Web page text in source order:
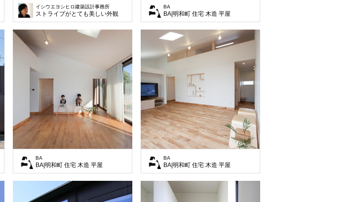
イシウエヨシヒロ建築設計事務所
ストライプがとても美しい外観
BA
BA|明和町 住宅 木造 平屋
BA
BA|明和町 住宅 木造 平屋
BA
BA|明和町 住宅 木造 平屋